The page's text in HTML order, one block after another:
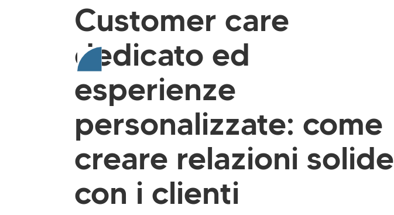
Customer care
dedicato ed
esperienze
personalizzate: come
creare relazioni solide
con i clienti